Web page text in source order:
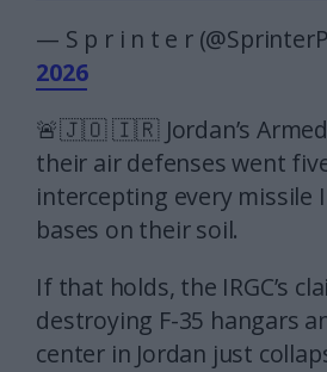
— S p r i n t e r
2026
🚨🇯🇴 🇮🇷 Jordan’s Armed
their air defenses went
intercepting every missile
bases on their soil.
If that holds, the IRGC’s
destroying F-35 hangars
center in Jordan just